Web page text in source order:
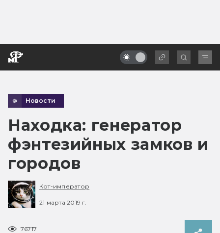
Новости
Находка: генератор
фэнтезийных замков и
городов
Кот-император
21 марта 2019 г.
76717